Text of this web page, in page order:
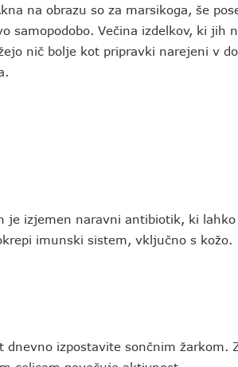
na obrazu so za marsikoga, še
samopodobo. Večina izdelkov, ki jih
nič bolje kot pripravki narejeni v
je izjemen naravni antibiotik, ki
imunski sistem, vključno s kožo.
dnevno izpostavite sončnim žarkom.